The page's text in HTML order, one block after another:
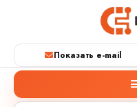
Показать e-mail